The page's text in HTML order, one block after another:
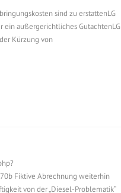
sind zu erstattenLG
ein außergerichtliches GutachtenLG
Kürzung von
Fiktive Abrechnung weiterhin
von der „Diesel-Problematik“